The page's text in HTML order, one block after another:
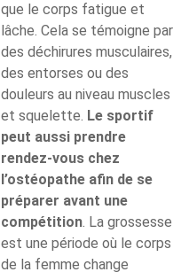
que le corps fatigue et
lâche. Cela se témoigne par
des déchirures musculaires,
des entorses ou des
douleurs au niveau muscles
et squelette. Le sportif
peut aussi prendre
rendez-vous chez
l’ostéopathe afin de se
préparer avant une
compétition. La grossesse
est une période où le corps
de la femme change